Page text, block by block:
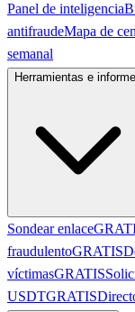
Panel de inteligencia
antifraudeMapa de
semanal
Herramientas e
Sondear enlace
fraudulentoGRATIS
víctimasGRATIS
USDTGRATIS